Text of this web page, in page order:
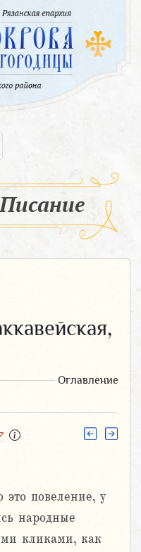
Оглавление
это повеление, у
народные
кликами, как